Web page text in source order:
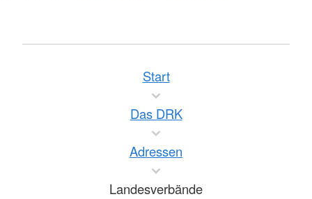
Start
Das DRK
Adressen
Landesverbände